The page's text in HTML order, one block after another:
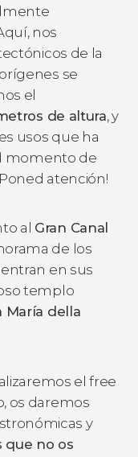
nos
de la
se
el
de altura, y
usos que ha
momento de
atención!
al Gran Canal
de los
en sus
templo
María della
el free
os daremos
y
que no os